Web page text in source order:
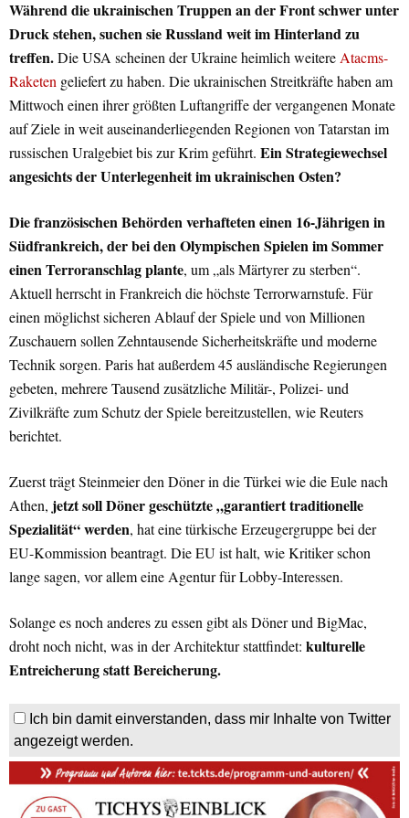
Während die ukrainischen Truppen an der Front schwer unter
Druck stehen, suchen sie Russland weit im Hinterland zu
treffen.Die USA scheinen der Ukraine heimlich weitereAtacms-
Raketen geliefert zu haben. Die ukrainischen Streitkräfte haben am
Mittwoch einen ihrer größten Luftangriffe der vergangenen Monate
auf Ziele in weit auseinanderliegenden Regionen von Tatarstan im
russischen Uralgebiet bis zur Krim geführt. Ein Strategiewechsel
angesichts der Unterlegenheit im ukrainischen Osten?
Die französischen Behörden verhafteten einen 16-Jährigen in
Südfrankreich, der bei den Olympischen Spielen im Sommer
einen Terroranschlag plante, um „als Märtyrer zu sterben“.
Aktuell herrscht in Frankreich die höchste Terrorwarnstufe. Für
einen möglichst sicheren Ablauf der Spiele und von Millionen
Zuschauern sollen Zehntausende Sicherheitskräfte und moderne
Technik sorgen. Paris hat außerdem 45 ausländische Regierungen
gebeten, mehrere Tausend zusätzliche Militär-, Polizei- und
Zivilkräfte zum Schutz der Spiele bereitzustellen, wie Reuters
berichtet.
Zuerst trägt Steinmeier den Döner in die Türkei wie die Eule nach
Athen, jetzt soll Döner geschützte „garantiert traditionelle
Spezialität“ werden, hat eine türkische Erzeugergruppe bei der
EU-Kommission beantragt. Die EU ist halt, wie Kritiker schon
lange sagen, vor allem eine Agentur für Lobby-Interessen.
Solange es noch anderes zu essen gibt als Döner und BigMac,
droht noch nicht, was in der Architektur stattfindet: kulturelle
Entreicherung statt Bereicherung.
Ich bin damit einverstanden, dass mir Inhalte von Twitter
angezeigt werden.